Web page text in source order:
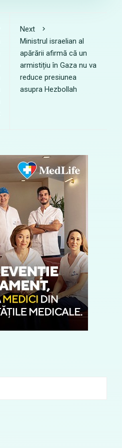
Next
Ministrul israelian al
apărării afirmă că un
armistițiu în Gaza nu va
reduce presiunea
asupra Hezbollah